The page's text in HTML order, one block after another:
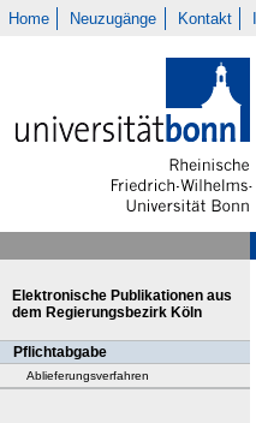
Home Neuzugänge Kontakt
Elektronische Publikationen aus
dem Regierungsbezirk Köln
Pflichtabgabe
Ablieferungsverfahren